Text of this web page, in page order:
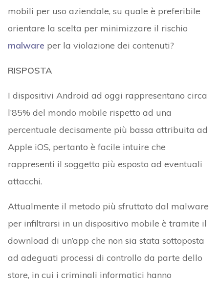
mobili per uso aziendale, su quale è preferibile
orientare la scelta per minimizzare il rischio
malware per la violazione dei contenuti?
RISPOSTA
I dispositivi Android ad oggi rappresentano circa
l’85% del mondo mobile rispetto ad una
percentuale decisamente più bassa attribuita ad
Apple iOS, pertanto è facile intuire che
rappresenti il soggetto più esposto ad eventuali
attacchi.
Attualmente il metodo più sfruttato dal malware
per infiltrarsi in un dispositivo mobile è tramite il
download di un’app che non sia stata sottoposta
ad adeguati processi di controllo da parte dello
store, in cui i criminali informatici hanno